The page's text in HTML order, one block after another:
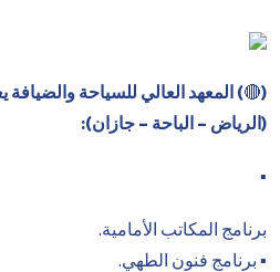
(
🔴) المعهد العالي للسياحة والضيافة
(الرياض – الباحة – جازان):
▪️
برنامج المكاتب الأمامية.
▪️ برنامج فنون الطهي.